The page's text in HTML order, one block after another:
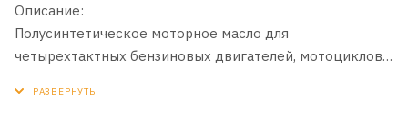
Описание:
Полусинтетическое моторное масло для
четырехтактных бензиновых двигателей, мотоциклов,